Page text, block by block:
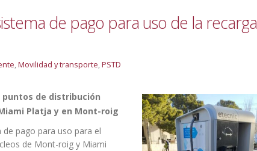
de pago para uso de la recarga
,Movilidad y transporte,PSTD
puntos de distribución
Platja y en Mont-roig
pago para uso para el
de Mont-roig y Miami